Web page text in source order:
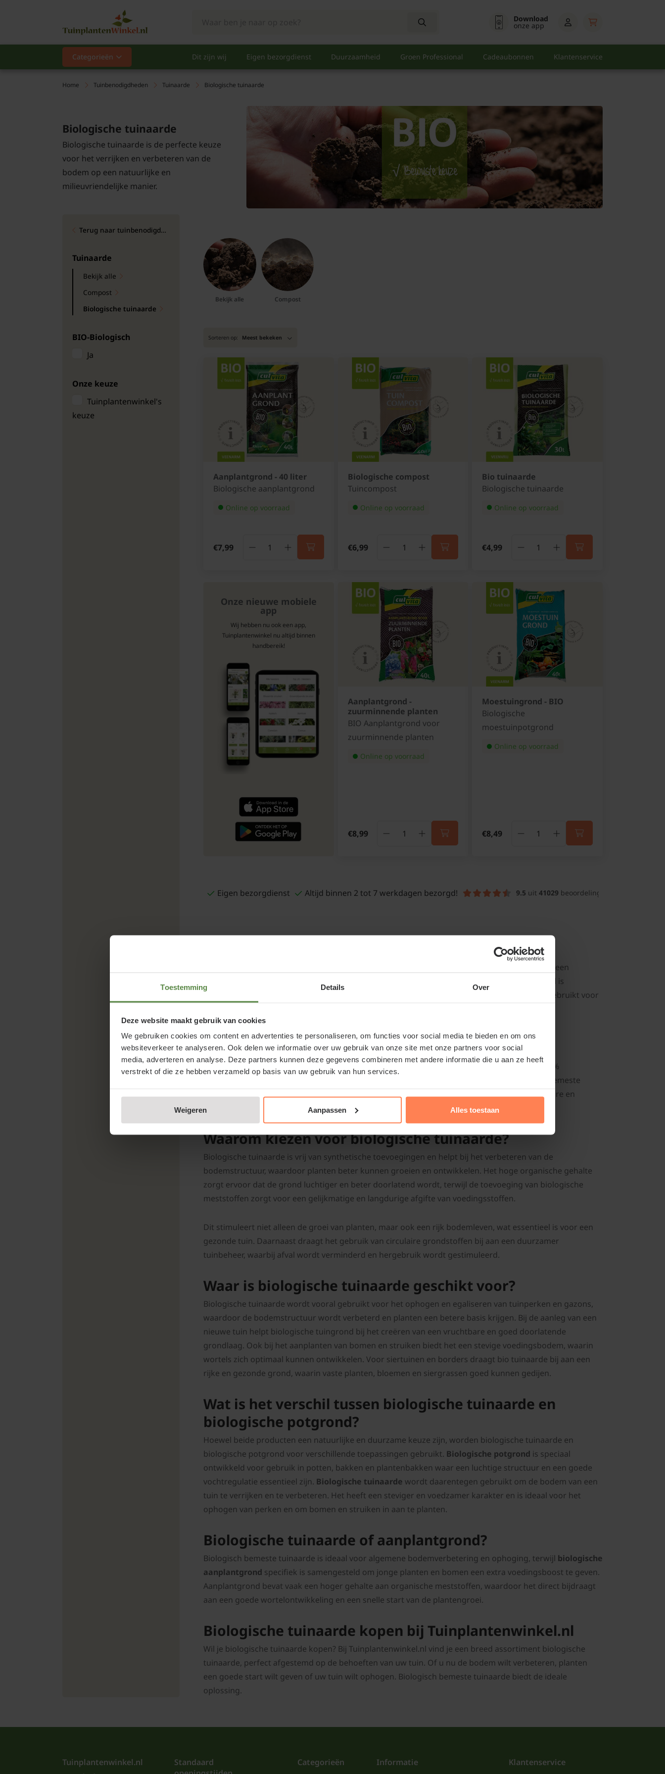
Toestemming Details Over
Deze website maakt gebruik van cookies
We gebruiken cookies om content en advertenties te personaliseren, om functies voor social media te bieden en om ons
websiteverkeer te analyseren. Ook delen we informatie over uw gebruik van onze site met onze partners voor social
media, adverteren en analyse. Deze partners kunnen deze gegevens combineren met andere informatie die u aan ze heeft
verstrekt of die ze hebben verzameld op basis van uw gebruik van hun services.
Weigeren Aanpassen Alles toestaan
Download
onze app
Categorieën Dit zijn wij Eigen bezorgdienst Duurzaamheid Groen Professional Cadeaubonnen Klantenservice
Categorieën
Populair
Heesters
Hagen
Klimplanten
Bomen
Leibomen
Bloembollen
Tuinbenodigdheden
Home Tuinbenodigdheden Tuinaarde Biologische tuinaarde
Biologische tuinaarde
Biologische tuinaarde is de perfecte keuze
voor het verrijken en verbeteren van de
bodem op een natuurlijke en
milieuvriendelijke manier.
Terug naar tuinbenodigdheden
Tuinaarde
Bekijk alle
Compost
Biologische tuinaarde
BIO-Biologisch
Ja
Onze keuze
Tuinplantenwinkel's
keuze
Bekijk alle Compost
Sorteren op: Meest bekeken
Aanplantgrond - 40 liter
Biologische aanplantgrond
Online op voorraad
€7,99
Biologische compost
Tuincompost
Online op voorraad
€6,99
Bio tuinaarde
Biologische tuinaarde
Online op voorraad
€4,99
Onze nieuwe mobiele
app
Wij hebben nu ook een app,
Tuinplantenwinkel nu altijd binnen
handbereik!
Aanplantgrond -
zuurminnende planten
BIO Aanplantgrond voor
zuurminnende planten
Online op voorraad
€8,99
Moestuingrond - BIO
Biologische
moestuinpotgrond
Online op voorraad
€8,49
Eigen bezorgdienst Altijd binnen 2 tot 7 werkdagen bezorgd! 9.5 uit 41029 beoordelingen
Biologische tuinaarde is de perfecte keuze voor het verrijken en verbeteren van de bodem op een
natuurlijke en milieuvriendelijke manier. In tegenstelling tot biologische potgrond, die speciaal is
samengesteld voor gebruik in potten en bakken, wordt biologische tuinaarde voornamelijk gebruikt voor
Bij Tuinplantenwinkel.nl vindt u zorgvuldig samengestelde biologische aarde, verrijkt met 100%
biologische meststoffen en bestaande uit 60% circulaire grondstoffen. Dit maakt biologisch bemeste
tuinaarde niet alleen een duurzame keuze, maar ook een uitstekende basis voor een vruchtbare en
gezonde bodem waarin planten optimaal kunnen groeien.
Waarom kiezen voor biologische tuinaarde?
Biologische tuinaarde is vrij van synthetische toevoegingen en helpt bij het verbeteren van de
bodemstructuur, waardoor planten beter kunnen groeien en ontwikkelen. Het hoge organische gehalte
zorgt ervoor dat de grond luchtiger en beter doorlatend wordt, terwijl de toevoeging van biologische
meststoffen zorgt voor een gelijkmatige en langdurige afgifte van voedingsstoffen.
Dit stimuleert niet alleen de groei van planten, maar ook een rijk bodemleven, wat essentieel is voor een
gezonde tuin. Daarnaast draagt het gebruik van circulaire grondstoffen bij aan een duurzamer
tuinbeheer, waarbij afval wordt verminderd en hergebruik wordt gestimuleerd.
Waar is biologische tuinaarde geschikt voor?
Biologische tuinaarde wordt vooral gebruikt voor het ophogen en egaliseren van tuinperken en gazons,
waardoor de bodemstructuur wordt verbeterd en planten een betere basis krijgen. Bij de aanleg van een
nieuwe tuin helpt biologische tuingrond bij het creëren van een vruchtbare en goed doorlatende
grondlaag. Ook bij het aanplanten van bomen en struiken biedt het een stevige voedingsbodem, waarin
wortels zich optimaal kunnen ontwikkelen. Voor siertuinen en borders draagt bio tuinaarde bij aan een
rijke en gezonde grond, waarin vaste planten, bloemen en siergrassen goed kunnen gedijen.
Wat is het verschil tussen biologische tuinaarde en
biologische potgrond?
Hoewel beide producten een natuurlijke en duurzame keuze zijn, worden biologische tuinaarde en
biologische potgrond voor verschillende toepassingen gebruikt. Biologische potgrond is speciaal
ontwikkeld voor gebruik in potten, bakken en plantenbakken waar een luchtige structuur en een goede
vochtregulatie essentieel zijn. Biologische tuinaarde wordt daarentegen gebruikt om de bodem van een
tuin te verrijken en te verbeteren. Het heeft een steviger en voedzamer karakter en is ideaal voor het
ophogen van perken en om bomen en struiken in aan te planten.
Biologische tuinaarde of aanplantgrond?
Biologisch bemeste tuinaarde is ideaal voor algemene bodemverbetering en ophoging, terwijl biologische
aanplantgrond specifiek is samengesteld om jonge planten en bomen een extra voedingsboost te geven.
Aanplantgrond bevat vaak een hoger gehalte aan organische meststoffen, waardoor het direct bijdraagt
aan een goede wortelontwikkeling en een snelle start van de plantengroei.
Biologische tuinaarde kopen bij Tuinplantenwinkel.nl
Wil je biologische tuinaarde kopen? Bij Tuinplantenwinkel.nl vind je een breed assortiment biologische
tuinaarde, perfect afgestemd op de behoeften van uw tuin. Of u nu de bodem wilt verbeteren, planten
een goede start wilt geven of uw tuin wilt ophogen. Biologisch bemeste tuinaarde biedt de ideale
oplossing.
Tuinplantenwinkel.nl
Standaard
Categorieën Informatie Klantenservice